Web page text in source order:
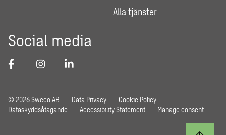
Alla tjänster
Social media
© 2026 Sweco AB Data Privacy
Cookie Policy
Dataskyddsåtagande
Accessibility Statement Manage consent